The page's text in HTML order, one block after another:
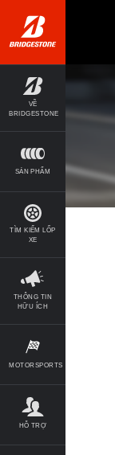
VỀ
BRIDGESTONE
SẢN PHẨM
TÌM KIẾM LỐP
XE
THÔNG TIN
HỮU ÍCH
MOTORSPORTS
HỖ TRỢ